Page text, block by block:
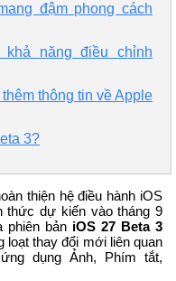
đậm phong cách
năng điều chỉnh
thông tin về Apple
3?
thiện hệ điều hành iOS
thức dự kiến vào tháng 9
phiên bản iOS 27 Beta 3
loạt thay đổi mới liên quan
dụng Ảnh, Phím tắt,